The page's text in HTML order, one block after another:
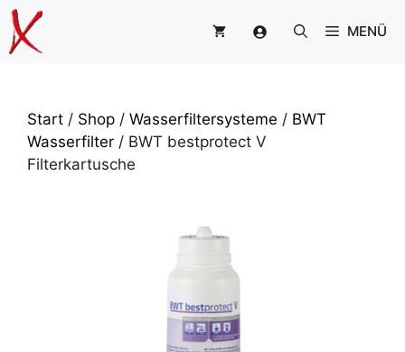
Zum
Inhalt
springen
MENÜ
Start / Shop / Wasserfiltersysteme / BWT
Wasserfilter / BWT bestprotect V
Filterkartusche